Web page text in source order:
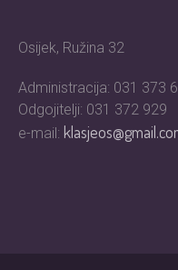
Osijek, Ružina 32
Administracija: 031 373
Odgojitelji: 031 372 929
e-mail: